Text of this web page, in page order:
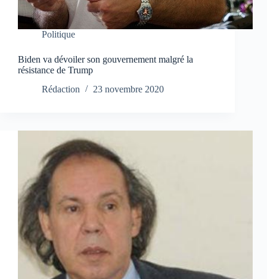
Politique
Biden va dévoiler son gouvernement malgré la
résistance de Trump
Rédaction
23 novembre 2020